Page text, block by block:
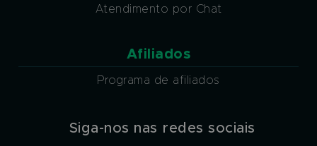
Atendimento por Chat
Afiliados
Programa de afiliados
Siga-nos nas redes sociais